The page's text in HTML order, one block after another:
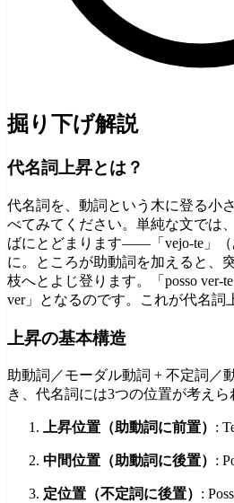
掘り下げ解説
代名詞上昇とは？
代名詞を、動詞という木に登る小
べてみてください。単純な文では
ばにとどまります——「vejo-te」（
に。ところが助動詞を加えると、
枝へとよじ登ります。「posso ver-
ver」となるのです。これが代名詞
上昇の基本構造
助動詞／モーダル動詞 + 不定詞／
き、代名詞には3つの位置が考えら
上昇位置（助動詞に前置） :
中間位置（助動詞に後置） :
定位置（不定詞に後置） :